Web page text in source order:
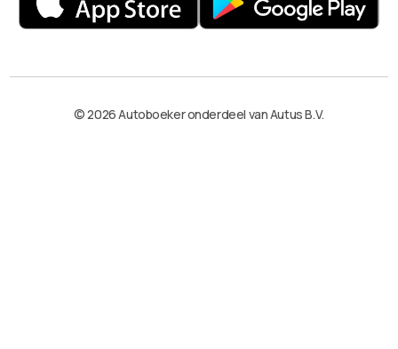
© 2026 Autoboeker onderdeel van Autus B.V.